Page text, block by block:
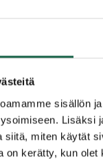
sisällön
Lisäksi
siitä, miten käytät
on kerätty, kun olet